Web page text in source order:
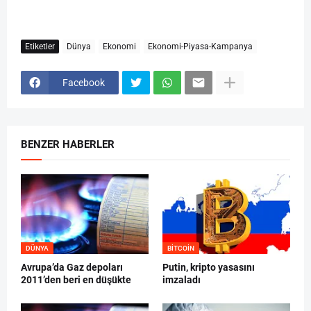
Etiketler Dünya Ekonomi Ekonomi-Piyasa-Kampanya
Facebook
BENZER HABERLER
DÜNYA
Avrupa’da Gaz depoları
2011’den beri en düşükte
BITCOIN
Putin, kripto yasasını
imzaladı